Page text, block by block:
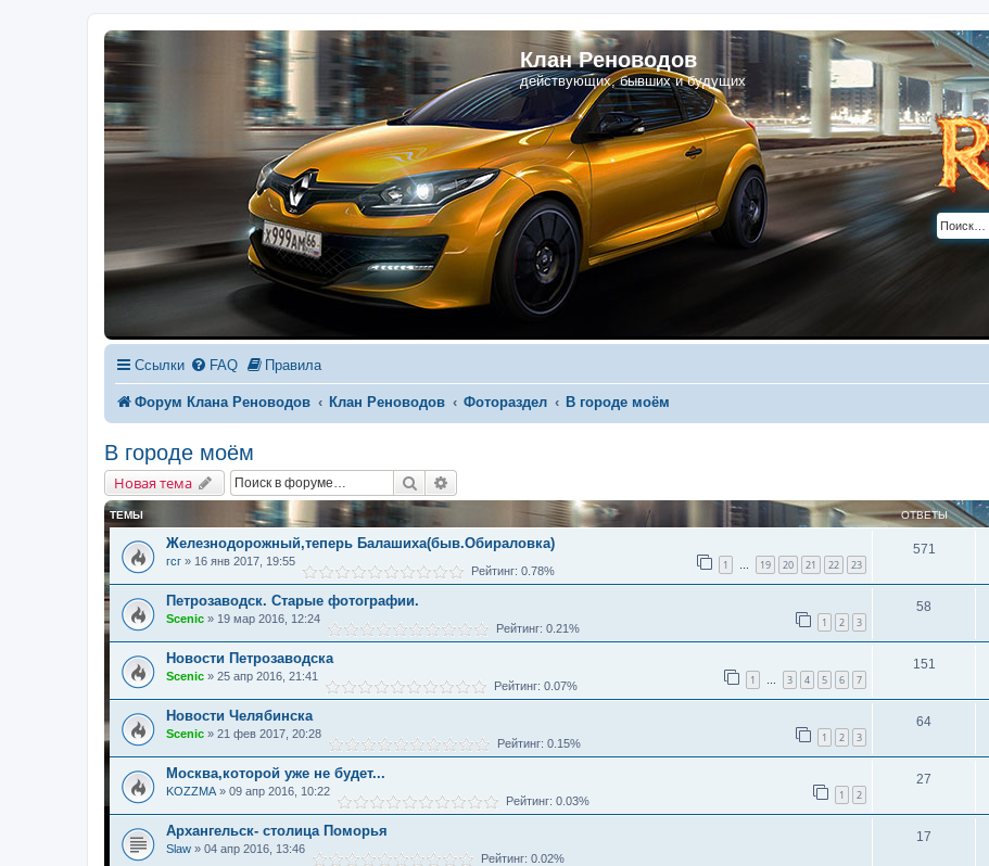
Клан Реноводов
действующих, бывших и будущих
Ссылки FAQ Правила
Форум Клана Реноводов Клан Реноводов Фотораздел В городе моём
В городе моём
Новая тема Поиск
ТЕМЫ ОТВЕТЫ
Железнодорожный,теперь Балашиха(быв.Обираловка)
гсг » 16 янв 2017, 19:55 1 … 19 20 21 22 23
Рейтинг: 0.78%
571
Петрозаводск. Старые фотографии.
Scenic » 19 мар 2016, 12:24 1 2 3
Рейтинг: 0.21%
58
Новости Петрозаводска
Scenic » 25 апр 2016, 21:41 1 … 3 4 5 6 7
Рейтинг: 0.07%
151
Новости Челябинска
Scenic » 21 фев 2017, 20:28 1 2 3
Рейтинг: 0.15%
64
Москва,которой уже не будет...
KOZZMA » 09 апр 2016, 10:22 1 2
Рейтинг: 0.03%
27
Архангельск- столица Поморья
Slaw » 04 апр 2016, 13:46
Рейтинг: 0.02%
17